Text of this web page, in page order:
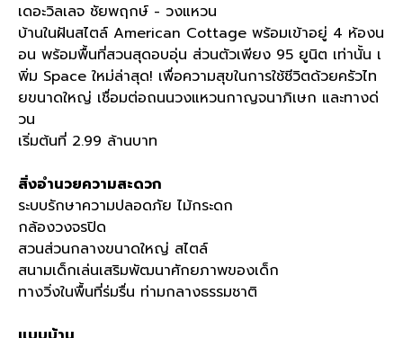
เดอะวิลเลจ ชัยพฤกษ์ - วงแหวน
บ้านในฝันสไตล์ American Cottage พร้อมเข้าอยู่ 4 ห้องน
อน พร้อมพื้นที่สวนสุดอบอุ่น ส่วนตัวเพียง 95 ยูนิต เท่านั้น เ
พิ่ม Space ใหม่ล่าสุด! เพื่อความสุขในการใช้ชีวิตด้วยครัวไท
ยขนาดใหญ่ เชื่อมต่อถนนวงแหวนกาญจนาภิเษก และทางด่
วน
เริ่มต้นที่ 2.99 ล้านบาท
สิ่งอำนวยความสะดวก
ระบบรักษาความปลอดภัย ไม้กระดก
กล้องวงจรปิด
สวนส่วนกลางขนาดใหญ่ สไตล์
สนามเด็กเล่นเสริมพัฒนาศักยภาพของเด็ก
ทางวิ่งในพื้นที่ร่มรื่น ท่ามกลางธรรมชาติ